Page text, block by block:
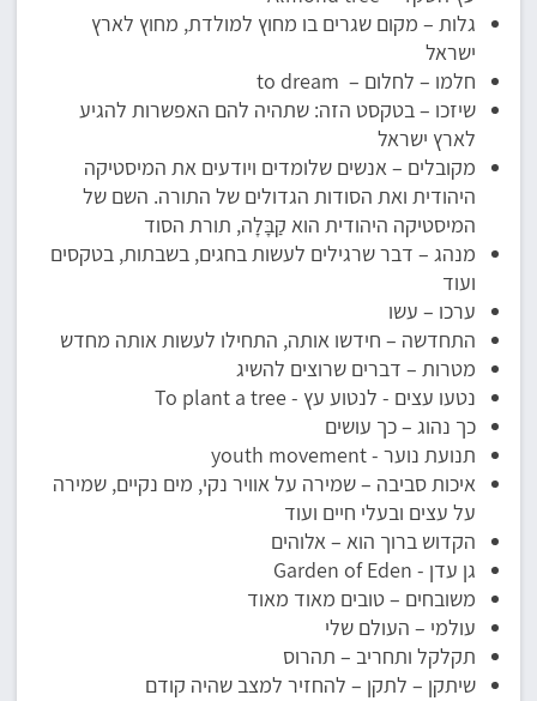
גלות – מקום שגרים בו מחוץ למולדת, מחוץ לארץ
ישראל
חלמו – לחלום – to dream
שיזכו – בטקסט הזה: שתהיה להם האפשרות להגיע
לארץ ישראל
מקובלים – אנשים שלומדים ויודעים את המיסטיקה
היהודית ואת הסודות הגדולים של התורה. השם של
המיסטיקה היהודית הוא קַבָּלָה, תורת הסוד
מנהג – דבר שרגילים לעשות בחגים, בשבתות, בטקסים
ועוד
ערכו – עשו
התחדשה – חידשו אותה, התחילו לעשות אותה מחדש
מטרות – דברים שרוצים להשיג
נטעו עצים - לנטוע עץ - To plant a tree
כך נהוג – כך עושים
תנועת נוער - youth movement
איכות סביבה – שמירה על אוויר נקי, מים נקיים, שמירה
על עצים ובעלי חיים ועוד
הקדוש ברוך הוא – אלוהים
גן עדן - Garden of Eden
משובחים – טובים מאוד מאוד
עולמי – העולם שלי
תקלקל ותחריב – תהרוס
שיתקן – לתקן – להחזיר למצב שהיה קודם